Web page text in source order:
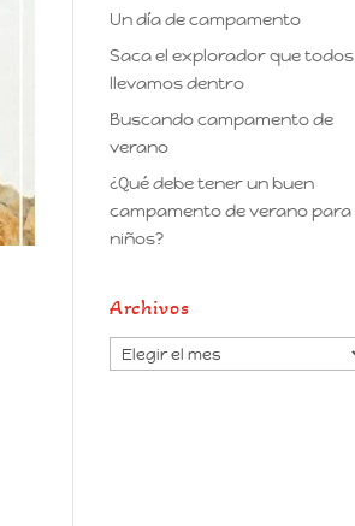
Un día de campamento
Saca el explorador que todos
llevamos dentro
Buscando campamento de
verano
¿Qué debe tener un buen
campamento de verano para
niños?
Archivos
Archivos